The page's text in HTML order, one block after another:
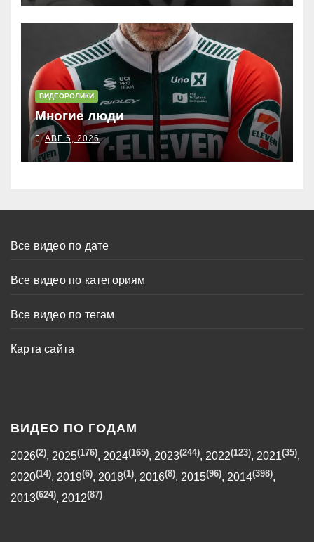
ВИДЕОРОЛИКИ
Многие люди
АВГ 5, 2026
Все видео по дате
Все видео по категориям
Все видео по тегам
Карта сайта
ВИДЕО ПО ГОДАМ
2026(2), 2025(176), 2024(165), 2023(244), 2022(123), 2021(35),
2020(14), 2019(6), 2018(1), 2016(8), 2015(96), 2014(398),
2013(624), 2012(87)